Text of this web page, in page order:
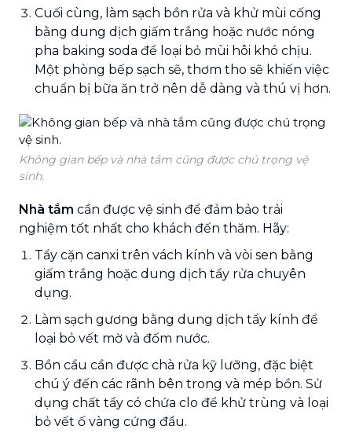
Cuối cùng, làm sạch bồn rửa và khử mùi cống
bằng dung dịch giấm trắng hoặc nước nóng
pha baking soda để loại bỏ mùi hôi khó chịu.
Một phòng bếp sạch sẽ, thơm tho sẽ khiến việc
chuẩn bị bữa ăn trở nên dễ dàng và thú vị hơn.
Không gian bếp và nhà tắm cũng được chú trọng vệ
sinh.
Nhà tắm cần được vệ sinh để đảm bảo trải
nghiệm tốt nhất cho khách đến thăm. Hãy:
Tẩy cặn canxi trên vách kính và vòi sen bằng
giấm trắng hoặc dung dịch tẩy rửa chuyên
dụng.
Làm sạch gương bằng dung dịch tẩy kính để
loại bỏ vết mờ và đốm nước.
Bồn cầu cần được chà rửa kỹ lưỡng, đặc biệt
chú ý đến các rãnh bên trong và mép bồn. Sử
dụng chất tẩy có chứa clo để khử trùng và loại
bỏ vết ố vàng cứng đầu.